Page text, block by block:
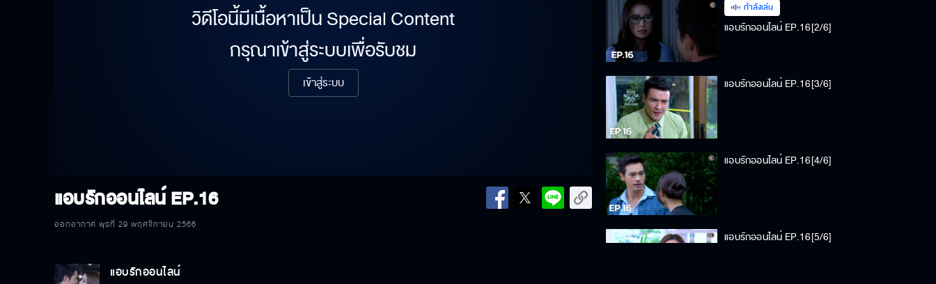
วิดีโอนี้มีเนื้อหาเป็น Special Content
กรุณาเข้าสู่ระบบเพื่อรับชม
เข้าสู่ระบบ
แอบรักออนไลน์EP.16
ออกอากาศ พุธที่ 29 พฤศจิกายน 2566
กำลังเล่น
แอบรักออนไลน์ EP.16[2/6]
แอบรักออนไลน์ EP.16[3/6]
แอบรักออนไลน์ EP.16[4/6]
แอบรักออนไลน์ EP.16[5/6]
แอบรักออนไลน์